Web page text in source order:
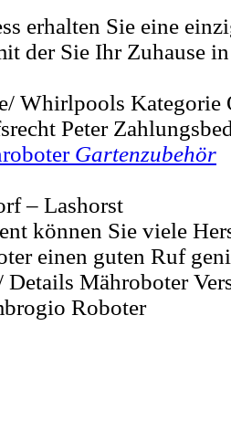
erhalten Sie eine
der Sie Ihr Zuhause
Whirlpools Kategorie
Peter
Gartenzubehör
– Lashorst
können Sie viele
einen guten Ruf
Details Mähroboter
Roboter